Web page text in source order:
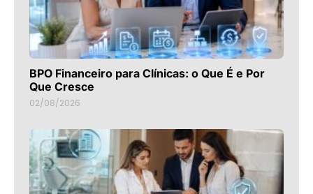
BPO Financeiro para Clínicas: o Que É e Por
Que Cresce
02/08/2026